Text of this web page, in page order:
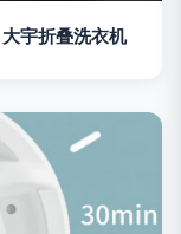
宇折叠洗衣机